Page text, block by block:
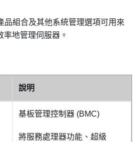
品組合及其他系統管理選項可用來
率地管理伺服器。
說明
基板管理控制器 (BMC)
將服務處理器功能、超級